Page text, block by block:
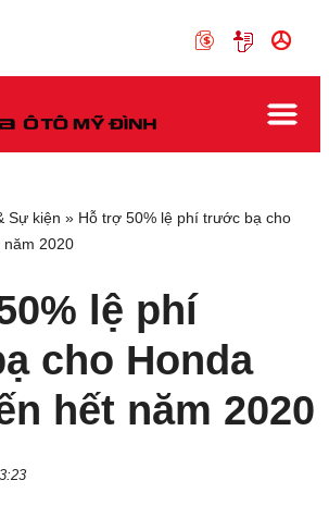
Sự kiện » Hỗ trợ 50% lệ phí trước bạ cho
năm 2020
lệ phí
cho Honda
hết năm 2020